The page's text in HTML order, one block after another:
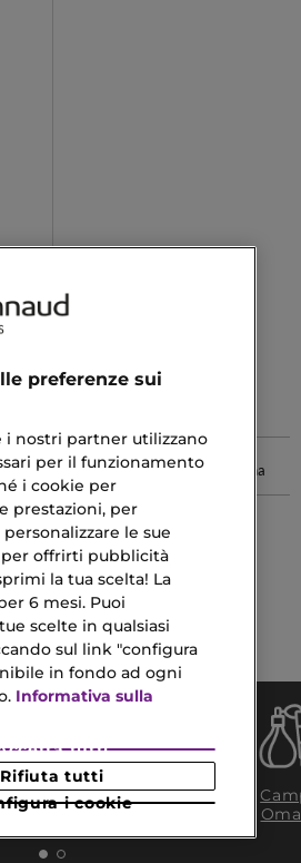
TE
Crema Per
Shampoo
Idratante Per
Capelli
Colorati
Gucci Donna
Consegna Gratuita
da 35€​ in 24/48H
preferenze sui
i nostri partner utilizzano
per il funzionamento
i cookie per
prestazioni, per
le sue
offrirti pubblicità
la tua scelta! La
6 mesi. Puoi
scelte in qualsiasi
sul link "configura
in fondo ad ogni
Informativa sulla
i cookie
Rifiuta tutti
tutti